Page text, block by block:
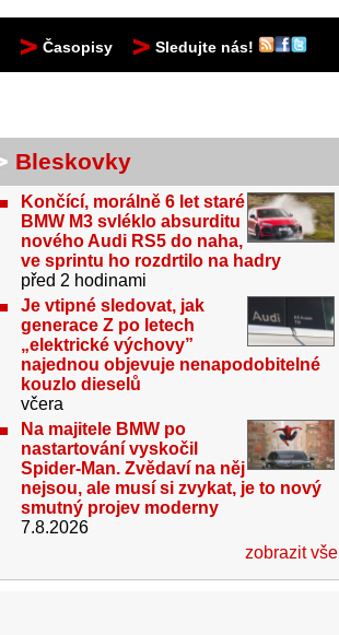
Časopisy Sledujte nás!
Bleskovky
Končící, morálně 6 let staré
BMW M3 svléklo absurditu
nového Audi RS5 do naha,
ve sprintu ho rozdrtilo na hadry
před 2 hodinami
Je vtipné sledovat, jak
generace Z po letech
„elektrické výchovy”
najednou objevuje nenapodobitelné
kouzlo dieselů
včera
Na majitele BMW po
nastartování vyskočil
Spider-Man. Zvědaví na něj
nejsou, ale musí si zvykat, je to nový
smutný projev moderny
7.8.2026
zobrazit vše